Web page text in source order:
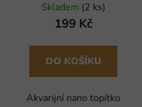
Skladem (2 ks)
199 Kč
DO KOŠÍKU
Akvarijní nano topítko